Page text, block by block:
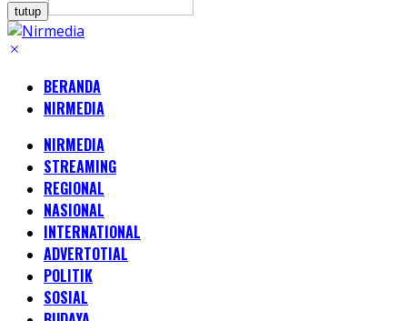
tutup
BERANDA
NIRMEDIA
NIRMEDIA
STREAMING
REGIONAL
NASIONAL
INTERNATIONAL
ADVERTOTIAL
POLITIK
SOSIAL